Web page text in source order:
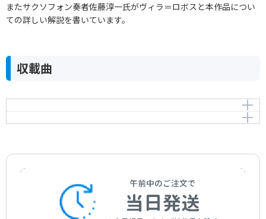
またサクソフォン奏者佐藤淳一氏がヴィラ＝ロボスと本作品につい
ての詳しい解説を書いています。
収載曲
ファンタジア ソプラノ・サクソフォンとピアノのため
の
ファンタジア アルト･サクソフォンとピアノのための
作曲者：ヴィラ＝ロボス，エイトル
Sugawa, Nobuya